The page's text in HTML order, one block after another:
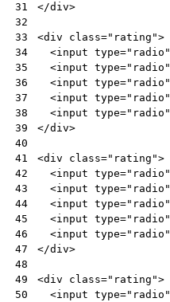
31
32
33
34
35
36
37
38
39
40
41
42
43
44
45
46
47
48
49
50
</div>
<div class="rating">
<input type="radio"
<input type="radio"
<input type="radio"
<input type="radio"
<input type="radio"
</div>
<div class="rating">
<input type="radio"
<input type="radio"
<input type="radio"
<input type="radio"
<input type="radio"
</div>
<div class="rating">
<input type="radio"